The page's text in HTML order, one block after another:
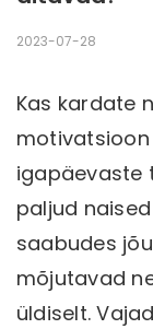
2023-07-28
Kas kardate
igapäevaste
paljud
saabudes
mõjutavad
üldiselt.